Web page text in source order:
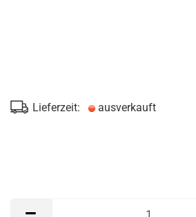
Lieferzeit: ausverkauft